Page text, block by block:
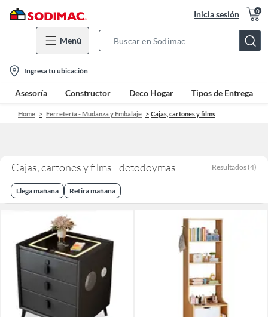
Inicia sesión 0
Menú
Bar
location-
icon
Ingresa tu ubicación
Asesoría Constructor Deco Hogar Tipos de Entrega
Home Ferretería - Mudanza y Embalaje Cajas, cartones y films
Cajas, cartones y films - detodoymas Resultados (4)
Llega mañana Retira mañana